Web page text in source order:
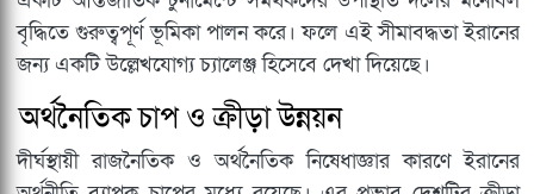
বৃদ্ধিতে গুরুত্বপূর্ণ ভূমিকা পালন করে। ফলে এই সীমাবদ্ধতা ইরানের
জন্য একটি উল্লেখযোগ্য চ্যালেঞ্জ হিসেবে দেখা দিয়েছে।
অর্থনৈতিক চাপ ও ক্রীড়া উন্নয়ন
দীর্ঘস্থায়ী রাজনৈতিক ও অর্থনৈতিক নিষেধাজ্ঞার কারণে ইরানের